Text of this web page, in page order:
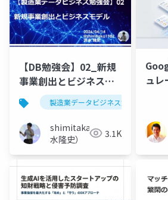
【DB勉強会】02_新規
事業創出とビジネスモ
デル
製造業データビジネス勉強会
shimitaka（清
水隆史）
3.1K
ュレ